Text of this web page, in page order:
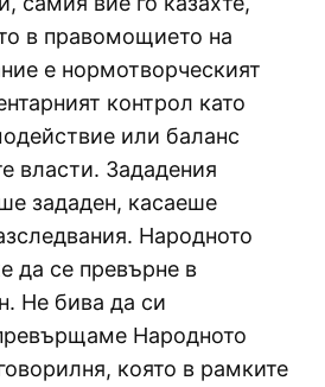
в правомощието на
е нормотворческият
контрол като
или баланс
власти. Зададения
зададен, касаеше
Народното
да се превърне в
Не бива да си
Народното
която в рамките